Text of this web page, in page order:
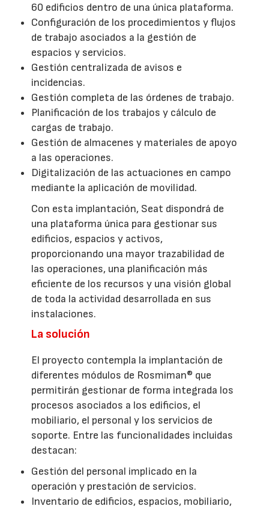
60 edificios dentro de una única plataforma.
Configuración de los procedimientos y flujos
de trabajo asociados a la gestión de
espacios y servicios.
Gestión centralizada de avisos e
incidencias.
Gestión completa de las órdenes de trabajo.
Planificación de los trabajos y cálculo de
cargas de trabajo.
Gestión de almacenes y materiales de apoyo
a las operaciones.
Digitalización de las actuaciones en campo
mediante la aplicación de movilidad.
Con esta implantación, Seat dispondrá de
una plataforma única para gestionar sus
edificios, espacios y activos,
proporcionando una mayor trazabilidad de
las operaciones, una planificación más
eficiente de los recursos y una visión global
de toda la actividad desarrollada en sus
instalaciones.
La solución
El proyecto contempla la implantación de
diferentes módulos de Rosmiman® que
permitirán gestionar de forma integrada los
procesos asociados a los edificios, el
mobiliario, el personal y los servicios de
soporte. Entre las funcionalidades incluidas
destacan:
Gestión del personal implicado en la
operación y prestación de servicios.
Inventario de edificios, espacios, mobiliario,